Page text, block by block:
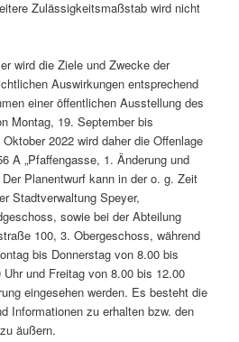
Zulässigkeitsmaßstab wird nicht
wird die Ziele und Zwecke der
Auswirkungen entsprechend
einer öffentlichen Ausstellung des
Montag, 19. September bis
2022 wird daher die Offenlage
A „Pfaffengasse, 1. Änderung und
Planentwurf kann in der o. g. Zeit
Stadtverwaltung Speyer,
sowie bei der Abteilung
100, 3. Obergeschoss, während
bis Donnerstag von 8.00 bis
und Freitag von 8.00 bis 12.00
eingesehen werden. Es besteht die
Informationen zu erhalten bzw. den
äußern.